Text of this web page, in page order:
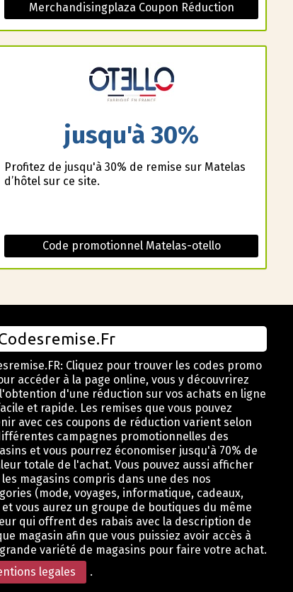
Merchandisingplaza Coupon Réduction
jusqu'à 30%
Profitez de jusqu'à 30% de remise sur Matelas
d’hôtel sur ce site.
Code promotionnel Matelas-otello
Cliquez pour trouver les codes promo
accéder à la page online, vous y découvrirez
d'une réduction sur vos achats en ligne
et rapide. Les remises que vous pouvez
avec ces coupons de réduction varient selon
campagnes promotionnelles des
et vous pourrez économiser jusqu'à 70% de
totale de l'achat. Vous pouvez aussi afficher
magasins compris dans une des nos
(mode, voyages, informatique, cadeaux,
et vous aurez un groupe de boutiques du même
qui offrent des rabais avec la description de
magasin afin que vous puissiez avoir accès à
variété de magasins pour faire votre achat.
legales
.